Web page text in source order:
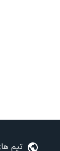
تیم